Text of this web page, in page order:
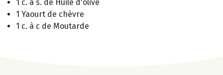
1 c. à s. de Huile d'olive
1 Yaourt de chèvre
1 c. à c de Moutarde